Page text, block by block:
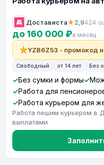
Достависта★2,9424
до 160 000 ₽в месяц
YZB6Z53 - промокод
Свободный от 14 лет Без
Без сумки и формы
Работа для
Работа курьером для
Работа пешим курьером в
выплатами